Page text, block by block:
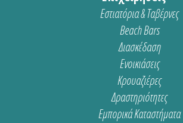
Εστιατόρια & Ταβέρνες
Beach Bars
Διασκέδαση
Ενοικιάσεις
Κρουαζιέρες
Δραστηριότητες
Εμπορικά Καταστήματα